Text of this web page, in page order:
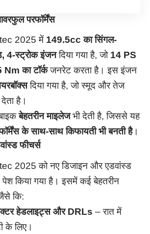
परफॉर्मेंस
2025 में 149.5cc का सिंगल-
4-स्ट्रोक इंजनदिया गया है, जो 14 PS
का टॉर्कजनरेट करता है। इस इंजन
दिया गया है, जो स्मूद और तेज
है।
बेहतरीन माइलेजभी देती है, जिससे यह
के साथ-साथ किफायती भी बनती है।
फीचर्स
2025 को नए डिजाइन और एडवांस्ड
किया गया है। इसमें कई बेहतरीन
कि:
हेडलाइट्स और DRLs – रात में
के लिए।